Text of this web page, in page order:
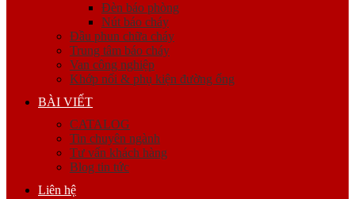
Đèn báo phòng
Nút báo cháy
Đầu phun chữa cháy
Trung tâm báo cháy
Van công nghiệp
Khớp nối & phụ kiện đường ống
BÀI VIẾT
CATALOG
Tin chuyên ngành
Tư vấn khách hàng
Blog tin tức
Liên hệ